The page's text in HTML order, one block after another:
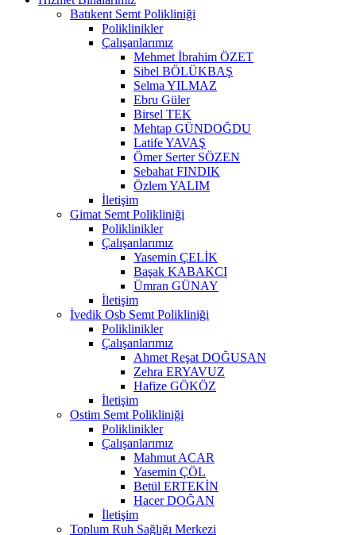
Batıkent Semt Polikliniği
Poliklinikler
Çalışanlarımız
Mehmet İbrahim ÖZET
Sibel BÖLÜKBAŞ
Selma YILMAZ
Ebru Güler
Birsel TEK
Mehtap GÜNDOĞDU
Latife YAVAŞ
Ömer Serter SÖZEN
Sebahat FINDIK
Özlem YALIM
İletişim
Gimat Semt Polikliniği
Poliklinikler
Çalışanlarımız
Yasemin ÇELİK
Başak KABAKCI
Ümran GÜNAY
İletişim
İvedik Osb Semt Polikliniği
Poliklinikler
Çalışanlarımız
Ahmet Reşat DOĞUSAN
Zehra ERYAVUZ
Hafize GÖKÖZ
İletişim
Ostim Semt Polikliniği
Poliklinikler
Çalışanlarımız
Mahmut ACAR
Yasemin ÇÖL
Betül ERTEKİN
Hacer DOĞAN
İletişim
Toplum Ruh Sağlığı Merkezi